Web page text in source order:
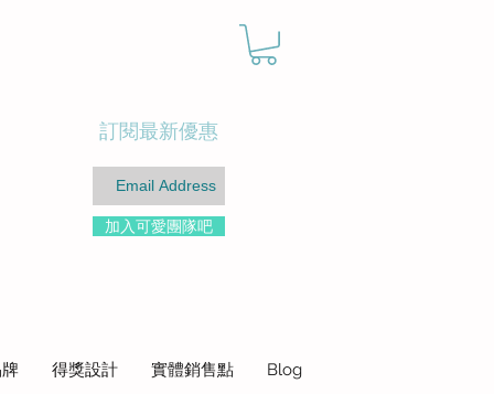
訂閱最新優惠
加入可愛團隊吧
得獎設計 實體銷售點 Blog